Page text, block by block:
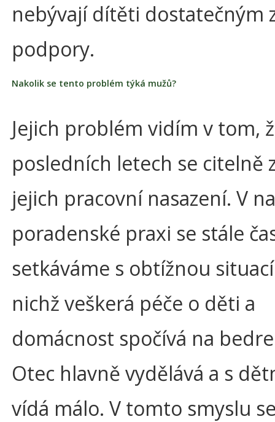
nebývají dítěti dostatečným
podpory.
Nakolik se tento problém týká mužů?
Jejich problém vidím v tom,
posledních letech se citelně
jejich pracovní nasazení. V
poradenské praxi se stále
setkáváme s obtížnou
nichž veškerá péče o děti a
domácnost spočívá na
Otec hlavně vydělává a s
vídá málo. V tomto smyslu